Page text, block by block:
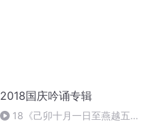
2018国庆吟诵专辑
18《己卯十月一日至燕越五